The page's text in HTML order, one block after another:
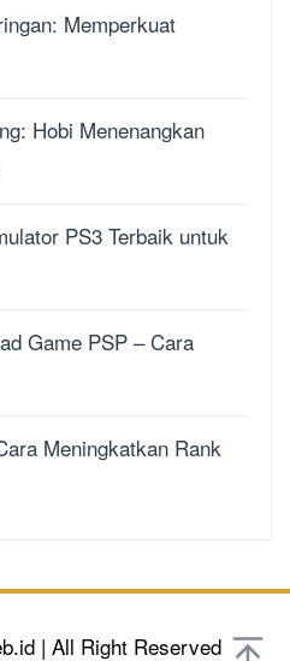
Memperkuat
Hobi Menenangkan
PS3 Terbaik untuk
Game PSP – Cara
Meningkatkan Rank
| All Right Reserved